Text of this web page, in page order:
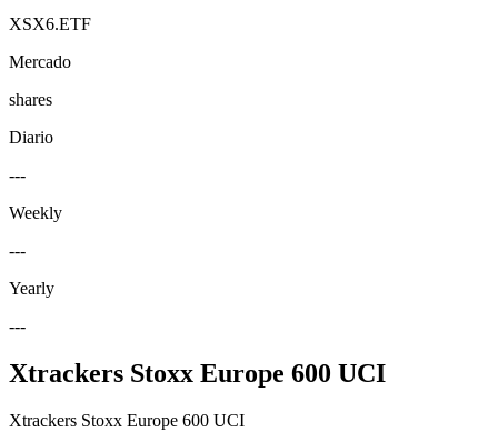
XSX6.ETF
Mercado
shares
Diario
---
Weekly
---
Yearly
---
Xtrackers Stoxx Europe 600 UCI
Xtrackers Stoxx Europe 600 UCI